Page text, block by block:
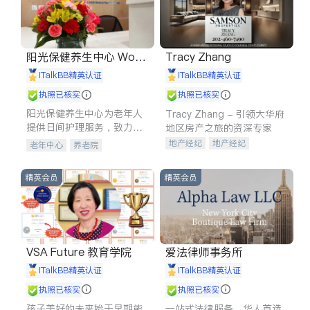
阳光保健养生中心 World
shine
iTalkBB精英认证
执照已核实
阳光保健养生中心为老年人
提供日间护理服务，致力于
通过持续的护理创新来有效
老年中心 养老院
Tracy Zhang
iTalkBB精英认证
执照已核实
Tracy Zhang - 引领大华府
地区房产之旅的资深专家
地产经纪
地产经纪
商铺租售
精英会员
VSA Future 教育学院
iTalkBB精英认证
执照已核实
精英会员
爱法律师事务所
iTalkBB精英认证
执照已核实